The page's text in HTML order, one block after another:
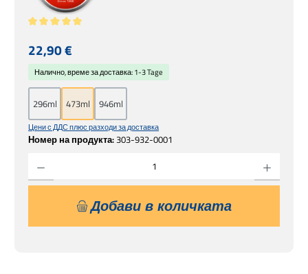
Редовна цена:
22,90 €
Цени с ДДС плюс разходи за доставка
Номер на продукта:303-932-0001
Налично, време за доставка: 1-3 Tage
296ml 473ml 946ml
Добави в количката